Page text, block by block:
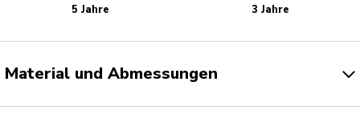
5 Jahre 3 Jahre
Material und Abmessungen